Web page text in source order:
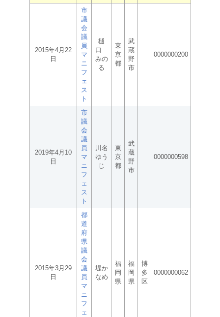
2015年4月22
日
市
議
会
議
員
マ
ニ
フ
ェ
ス
ト
樋
口
みの
る
東
京
都
武
蔵
野
市
0000000200
2019年4月10
日
市
議
会
議
員
マ
ニ
フ
ェ
ス
ト
川名
ゆう
じ
東
京
都
武
蔵
野
市
0000000598
2015年3月29
日
都
道
府
県
議
会
議
員
マ
ニ
フ
ェ
堤か
なめ
福
岡
県
福
岡
県
博
多
区
0000000062